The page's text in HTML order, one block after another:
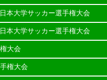
本大学サッカー選手権大会
本大学サッカー選手権大会
大会
権大会